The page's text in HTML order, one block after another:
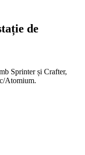
de
Sprinter și Crafter,
Atomium.